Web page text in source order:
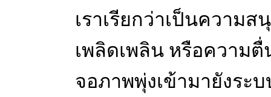
เราเรียกว่าเป็นความ
เพลิดเพลิน หรือความตื่
จอภาพพุ่งเข้ามายังระ